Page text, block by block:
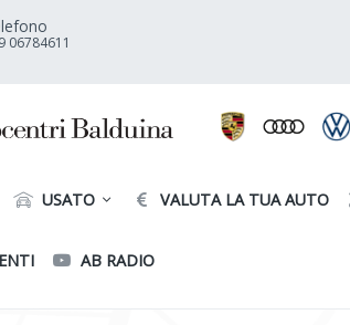
06784611
USATO VALUTA LA TUA AUTO
AB RADIO